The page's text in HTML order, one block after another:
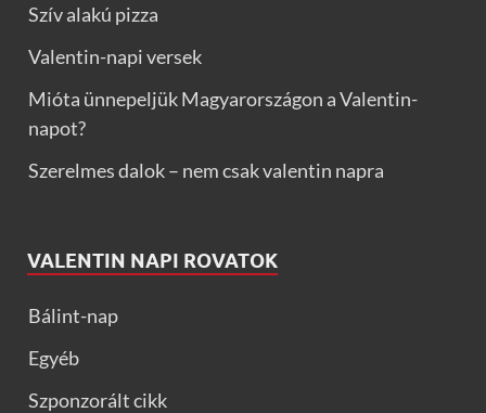
Szív alakú pizza
Valentin-napi versek
Mióta ünnepeljük Magyarországon a Valentin-
napot?
Szerelmes dalok – nem csak valentin napra
VALENTIN NAPI ROVATOK
Bálint-nap
Egyéb
Szponzorált cikk